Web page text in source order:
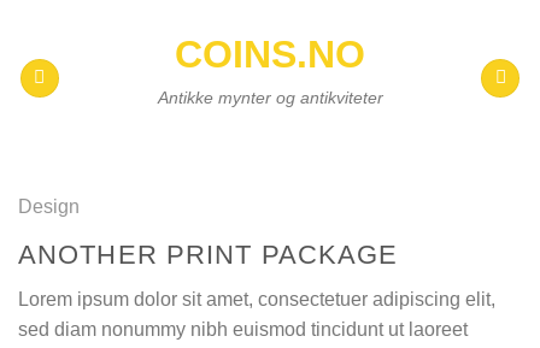
content
COINS.NO
Antikke mynter og antikviteter
Design
ANOTHER PRINT PACKAGE
Lorem ipsum dolor sit amet, consectetuer adipiscing elit,
sed diam nonummy nibh euismod tincidunt ut laoreet